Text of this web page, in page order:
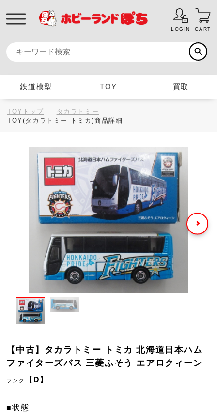
LOGIN CART
鉄道模型 TOY 買取
TOYトップ
タカラトミー
TOY(タカラトミー トミカ)商品詳細
【中古】タカラトミー トミカ 北海道日本ハム
ファイターズバス 三菱ふそう エアロクィーン
ランク 【D】
■状態